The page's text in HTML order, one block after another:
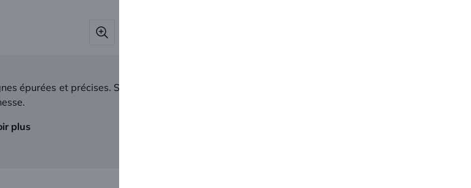
épurées et précises. Sa finition satin / nickel renforce son côté moderne. Conçue en Zamak,
plus